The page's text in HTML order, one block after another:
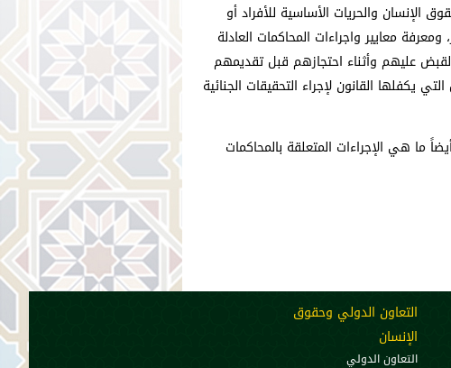
والحريات الأساسية للأفراد أو
معايير واجراءات المحاكمات العادلة
عليهم وأثناء احتجازهم قبل تقديمهم
يكفلها القانون لإجراء التحقيقات الجنائية
ما هي الإجراءات المتعلقة بالمحاكمات
التعاون الدولي وحقوق
الإنسان
التعاون الدولي